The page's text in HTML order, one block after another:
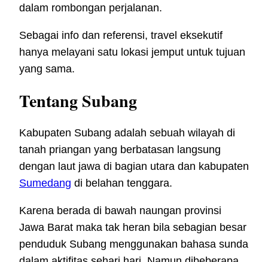
dalam rombongan perjalanan.
Sebagai info dan referensi, travel eksekutif
hanya melayani satu lokasi jemput untuk tujuan
yang sama.
Tentang Subang
Kabupaten Subang adalah sebuah wilayah di
tanah priangan yang berbatasan langsung
dengan laut jawa di bagian utara dan kabupaten
Sumedang di belahan tenggara.
Karena berada di bawah naungan provinsi
Jawa Barat maka tak heran bila sebagian besar
penduduk Subang menggunakan bahasa sunda